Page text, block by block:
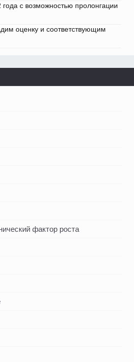
с возможностью пролонгации
оценку и соответствующим
фактор роста